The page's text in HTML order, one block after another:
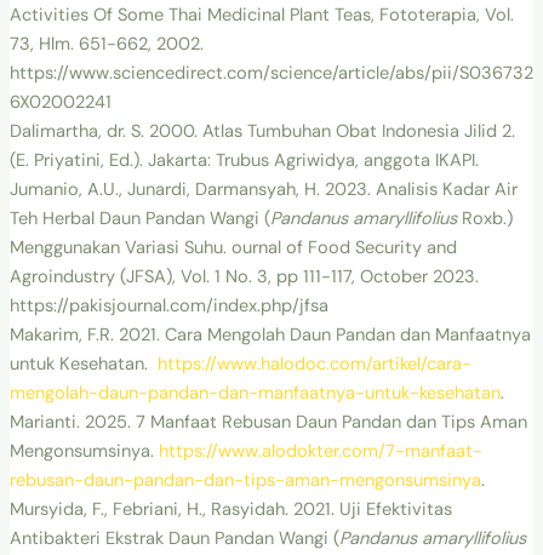
Activities Of Some Thai Medicinal Plant Teas, Fototerapia, Vol.
73, Hlm. 651-662, 2002.
https://www.sciencedirect.com/science/article/abs/pii/S036732
6X02002241
Dalimartha, dr. S. 2000. Atlas Tumbuhan Obat Indonesia Jilid 2.
(E. Priyatini, Ed.). Jakarta: Trubus Agriwidya, anggota IKAPI.
Jumanio, A.U., Junardi, Darmansyah, H. 2023. Analisis Kadar Air
Teh Herbal Daun Pandan Wangi (Pandanus amaryllifoliusRoxb.)
Menggunakan Variasi Suhu. ournal of Food Security and
Agroindustry (JFSA), Vol. 1 No. 3, pp 111-117, October 2023.
https://pakisjournal.com/index.php/jfsa
Makarim, F.R. 2021. Cara Mengolah Daun Pandan dan Manfaatnya
untuk Kesehatan. https://www.halodoc.com/artikel/cara-
mengolah-daun-pandan-dan-manfaatnya-untuk-kesehatan.
Marianti. 2025. 7 Manfaat Rebusan Daun Pandan dan Tips Aman
Mengonsumsinya. https://www.alodokter.com/7-manfaat-
rebusan-daun-pandan-dan-tips-aman-mengonsumsinya.
Mursyida, F., Febriani, H., Rasyidah. 2021. Uji Efektivitas
Antibakteri Ekstrak Daun Pandan Wangi (Pandanus amaryllifolius